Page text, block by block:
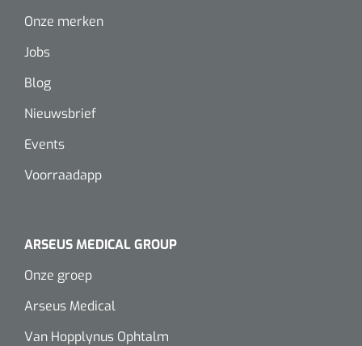
Onze merken
Jobs
Blog
Nieuwsbrief
Events
Voorraadapp
ARSEUS MEDICAL GROUP
Onze groep
Arseus Medical
Van Hopplynus Ophtalm